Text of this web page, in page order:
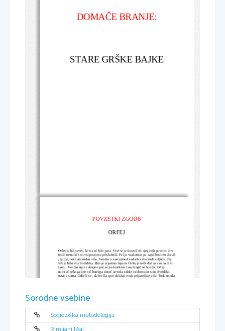
DOMAČE BRANJE:
STARE GRŠKE BAJKE
POVZETKI ZGODB
ORFEJ
Orfej je bil pevec, ki mu ni bilo para. Svet se je ustavil ob njegovih pesmih in v
tistih trenutkih so vsi pozorno prisluhnili. Pel ja vsakomur pa najsi bodo to živali
, ljudje, reke ali vodne vile. Vendar v eno izmed vodnih vil se tudi zaljubi. Tej
vili je bilo ime Evridika. Bila je izjemno lepa in Orfej je nebi dal za vse na tem
svetu. Vendar njuna skupna pot se po kratkem času tragično konča. Orfej
namreč nekega dne nič hudega sluteč seveda odide od doma in tako Evridika
ostane sama. Odloči se , da bo šla spet obiskat svoje prijateljice vile. Toda usoda
prispe do Hada. Ta mu ponudi eno priložnost , vendar se vso pot iz Hada ne sme
ozreti za seboj. Vendar to mu ne uspe , saj se ustraši , da je za seboj izgubil
po svetu dokler ga ne ubijejo Bakhanke. Tako se duši Evridike in Orfej končno
združita. Vsa dežela žaluje za njim in redki so tisti , ki se ne pridružijo
žalovanju. Pokopljejo ga muze in glava , ko so jo odtrgale Bakhanke je voda
zanesla do otoka Lesbosa.
Sorodne vsebine
Sociološka metodologija
Rimljani [04]